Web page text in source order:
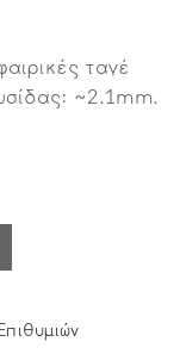
ταγέ
~2.1mm.